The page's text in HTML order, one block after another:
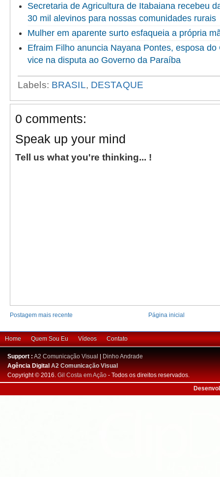
Secretaria de Agricultura de Itabaiana recebeu
30 mil alevinos para nossas comunidades rurais
Mulher em aparente surto esfaqueia a própria
Efraim Filho anuncia Nayana Pontes, esposa
vice na disputa ao Governo da Paraíba
Labels: BRASIL, DESTAQUE
0 comments:
Speak up your mind
Tell us what you're thinking... !
Postagem mais recente Página inicial
Home Quem Sou Eu Vídeos Contato
Support : A2 Comunicação Visual | Dinho Andrade
Agência DigitalA2 Comunicação Visual
Copyright © 2016. Gil Costa em Ação - Todos os direitos reservados.